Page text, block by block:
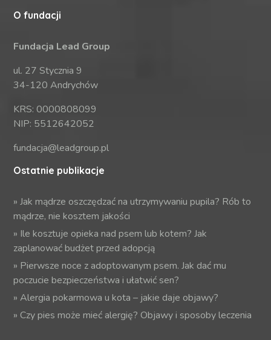
O fundacji
Fundacja Lead Group
ul. 27 Stycznia 9
34-120 Andrychów
KRS: 0000808099
NIP: 5512642052
fundacja@leadgroup.pl
Ostatnie publikacje
»Jak mądrze oszczędzać na utrzymywaniu pupila? Rób to
mądrze, nie kosztem jakości
» Ile kosztuje opieka nad psem lub kotem? Jak
zaplanować budżet przed adopcją
» Pierwsze noce z adoptowanym psem. Jak dać mu
poczucie bezpieczeństwa i ułatwić sen?
»Alergia pokarmowa u kota – jakie daje objawy?
»Czy pies może mieć alergię? Objawy i sposoby leczenia